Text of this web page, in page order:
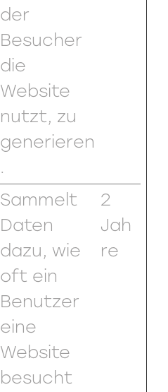
der
Besucher
die
Website
nutzt, zu
generieren
.
Sammelt
Daten
dazu, wie
oft ein
Benutzer
eine
Website
besucht
2
Jah
re